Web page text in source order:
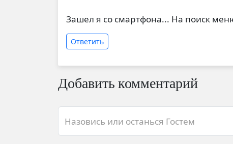
Зашел я со смартфона... На поиск
Ответить
Добавить комментарий
Назовись или останься Гостем